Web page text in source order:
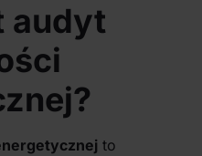
audyt
to